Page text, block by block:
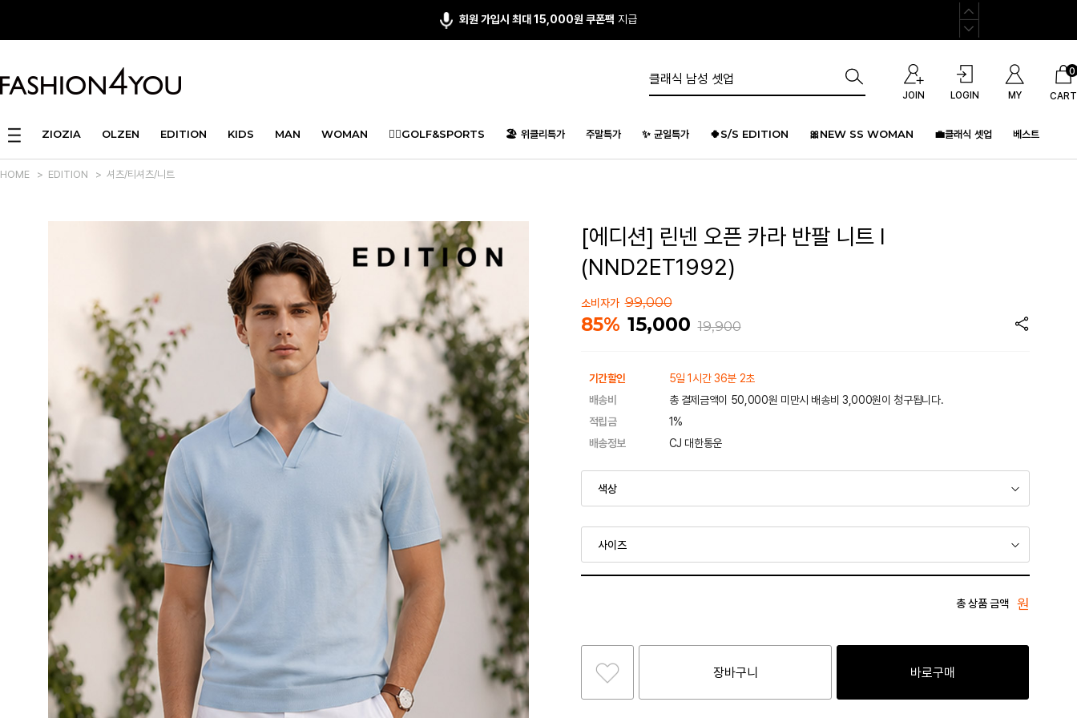
회원 가입시 최대 15,000원 쿠폰팩 지급
JOIN LOGIN MY CART
0
ZIOZIA OLZEN EDITION KIDS MAN WOMAN 🏌️‍♂️GOLF&SPORTS 🏖️ 위클리특가 주말특가 ✨ 균일특가 🍀S/S EDITION 🎀NEW SS WOMAN 💼클래식 셋업 베스트
HOME > EDITION > 셔츠/티셔츠/니트
[에디션] 린넨 오픈 카라 반팔 니트 I
(NND2ET1992)
소비자가 99,000
85% 15,000 19,900
기간할인
5일 1시간 36분 2초
배송비
총 결제금액이 50,000원 미만시 배송비 3,000원이 청구됩니다.
적립금
1%
배송정보
CJ 대한통운
총 상품 금액 원
장바구니 바로구매